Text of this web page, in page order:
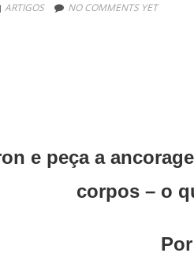
ARTIGOS NO COMMENTS YET
e peça a
corpos – o